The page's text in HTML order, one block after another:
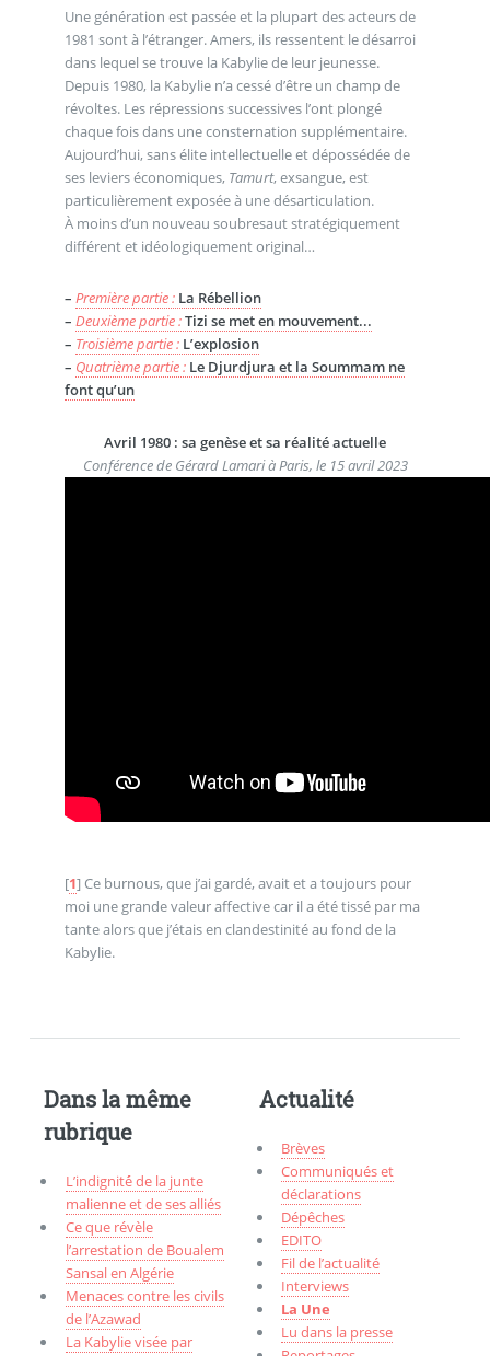
Une génération est passée et la plupart des acteurs de
1981 sont à l’étranger. Amers, ils ressentent le désarroi
dans lequel se trouve la Kabylie de leur jeunesse.
Depuis 1980, la Kabylie n’a cessé d’être un champ de
révoltes. Les répressions successives l’ont plongé
chaque fois dans une consternation supplémentaire.
Aujourd’hui, sans élite intellectuelle et dépossédée de
ses leviers économiques, Tamurt, exsangue, est
particulièrement exposée à une désarticulation.
À moins d’un nouveau soubresaut stratégiquement
différent et idéologiquement original…
– Première partie : La Rébellion
– Deuxième partie :Tizi se met en mouvement...
– Troisième partie : L’explosion
– Quatrième partie : Le Djurdjura et la Soummam ne
font qu’un
Avril 1980 : sa genèse et sa réalité actuelle
Conférence de Gérard Lamari à Paris, le 15 avril 2023
[1] Ce burnous, que j’ai gardé, avait et a toujours pour
moi une grande valeur affective car il a été tissé par ma
tante alors que j’étais en clandestinité au fond de la
Kabylie.
Dans la même
rubrique
L’indignité́ de la junte
malienne et de ses alliés
Ce que révèle
l’arrestation de Boualem
Sansal en Algérie
Menaces contre les civils
de l’Azawad
La Kabylie visée par
Actualité
Brèves
Communiqués et
déclarations
Dépêches
EDITO
Fil de l’actualité
Interviews
La Une
Lu dans la presse